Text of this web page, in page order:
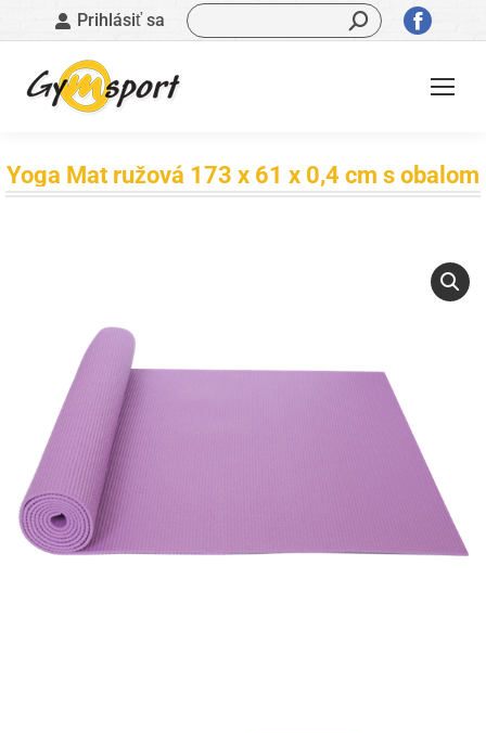
Prihlásiť sa Vyhľadávanie:
sa
otvorí
okne
Yoga Mat ružová 173 x 61 x 0,4 cm s obalom